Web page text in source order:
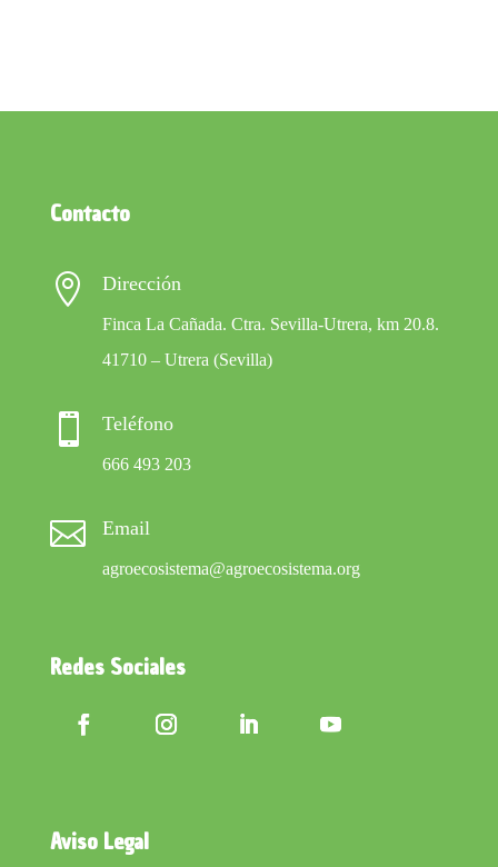
Contacto
 Dirección
Finca La Cañada. Ctra. Sevilla-Utrera, km 20.8.
41710 – Utrera (Sevilla)
 Teléfono
666 493 203
 Email
agroecosistema@agroecosistema.org
Redes Sociales
Aviso Legal